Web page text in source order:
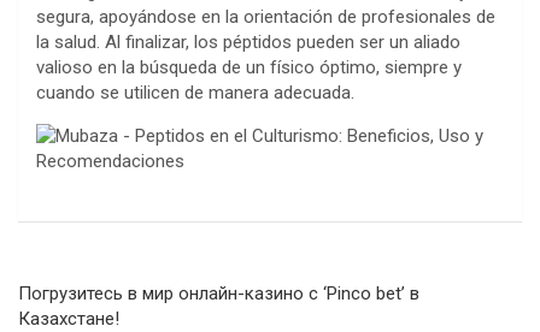
segura, apoyándose en la orientación de profesionales de
la salud. Al finalizar, los péptidos pueden ser un aliado
valioso en la búsqueda de un físico óptimo, siempre y
cuando se utilicen de manera adecuada.
de
Погрузитесь в мир онлайн-казино с ‘Pinco bet’ в
Казахстане!